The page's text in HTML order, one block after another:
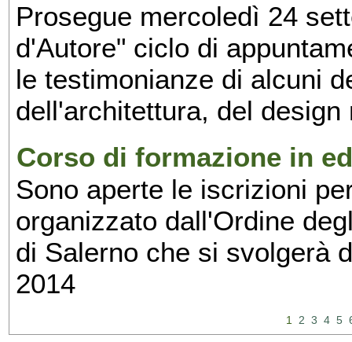
Prosegue mercoledì 24
d'Autore" ciclo di
le testimonianze di alcuni
dell'architettura, del
Corso di formazione in
Sono aperte le iscrizioni
organizzato dall'Ordine
di Salerno che si svolgerà
2014
1 2 3 4 5